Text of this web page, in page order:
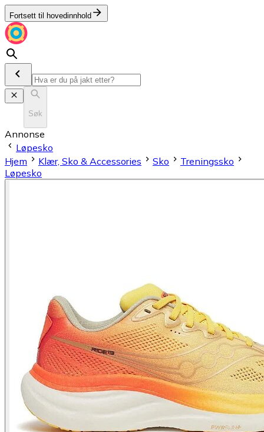
Fortsett til hovedinnhold
Søk
Annonse
Løpesko
Hjem
Klær, Sko & Accessories Sko
Treningssko
Løpesko